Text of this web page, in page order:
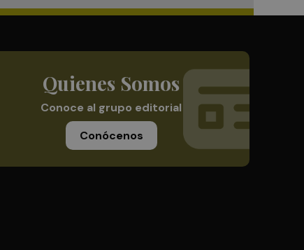
Quienes Somos
Conoce al grupo editorial
Conócenos